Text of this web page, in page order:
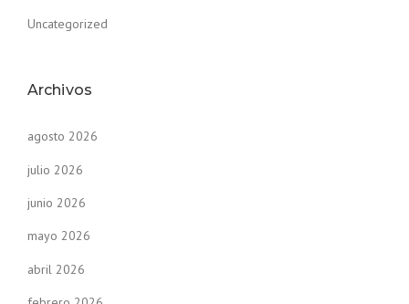
Uncategorized
Archivos
agosto 2026
julio 2026
junio 2026
mayo 2026
abril 2026